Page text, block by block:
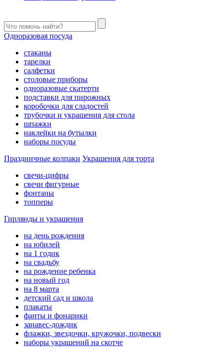
Одноразовая посуда
стаканы
тарелки
салфетки
столовые приборы
одноразовые скатерти
подставки для пирожных
коробочки для сладостей
трубочки и украшения для стола
шпажки
наклейки на бутылки
наборы посуды
Праздничные колпаки Украшения для торта
свечи-цифры
свечи фигурные
фонтаны
топперы
Гирлянды и украшения
на день рождения
на юбилей
на 1 годик
на свадьбу
на рождение ребенка
на новый год
на 8 марта
детский сад и школа
плакаты
фанты и фонарики
занавес-дождик
флажки, звездочки, кружочки, подвески
наборы украшений на скотче